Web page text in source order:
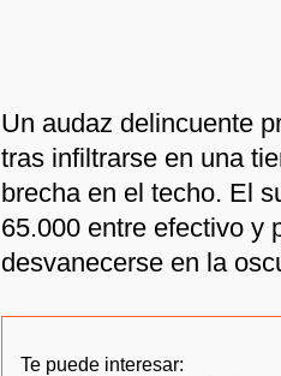
Un audaz delincuente
tras infiltrarse en una
brecha en el techo. El
65.000 entre efectivo y
desvanecerse en la
Te puede interesar: